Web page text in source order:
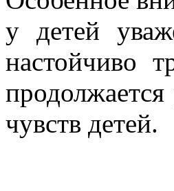
у детей
настойчиво
чувств детей.